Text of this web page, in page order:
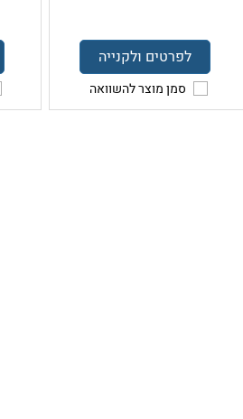
לפרטים ולקנייה
סמן מוצר להשוואה